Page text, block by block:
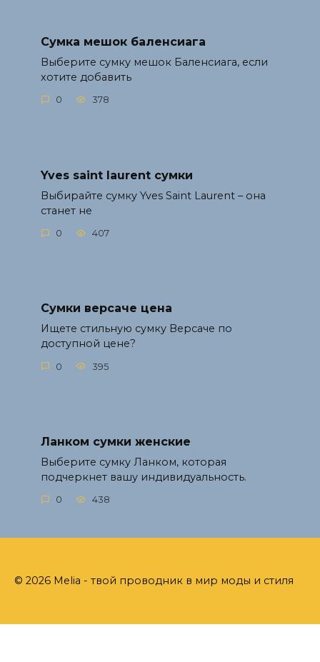
Сумка мешок баленсиага
Выберите сумку мешок Баленсиага, если
хотите добавить
0 378
Yves saint laurent сумки
Выбирайте сумку Yves Saint Laurent – она
станет не
0 407
Сумки версаче цена
Ищете стильную сумку Версаче по
доступной цене?
0 395
Ланком сумки женские
Выберите сумку Ланком, которая
подчеркнет вашу индивидуальность.
0 438
© 2026 Melia - твой проводник в мир моды и стиля